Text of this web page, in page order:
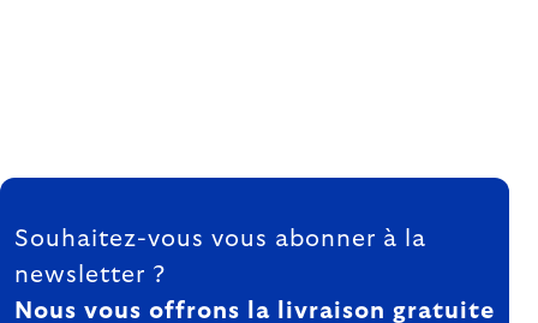
FOOTER
Souhaitez-vous vous abonner à la
newsletter ?
Nous vous offrons la livraison gratuite